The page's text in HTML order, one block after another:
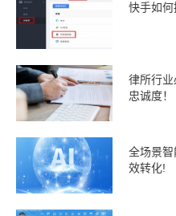
快手如
律所行
忠诚度！
全场景
效转化!